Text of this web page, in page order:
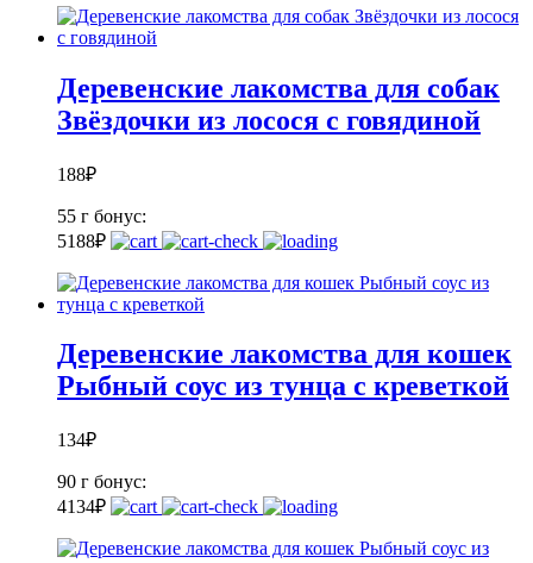
Деревенские лакомства для собак
Звёздочки из лосося с говядиной
188₽
55 г бонус:
5188₽
Деревенские лакомства для кошек
Рыбный соус из тунца с креветкой
134₽
90 г бонус:
4134₽